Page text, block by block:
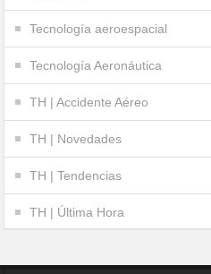
Tecnología aeroespacial
Tecnología Aeronáutica
TH | Accidente Aéreo
TH | Novedades
TH | Tendencias
TH | Última Hora